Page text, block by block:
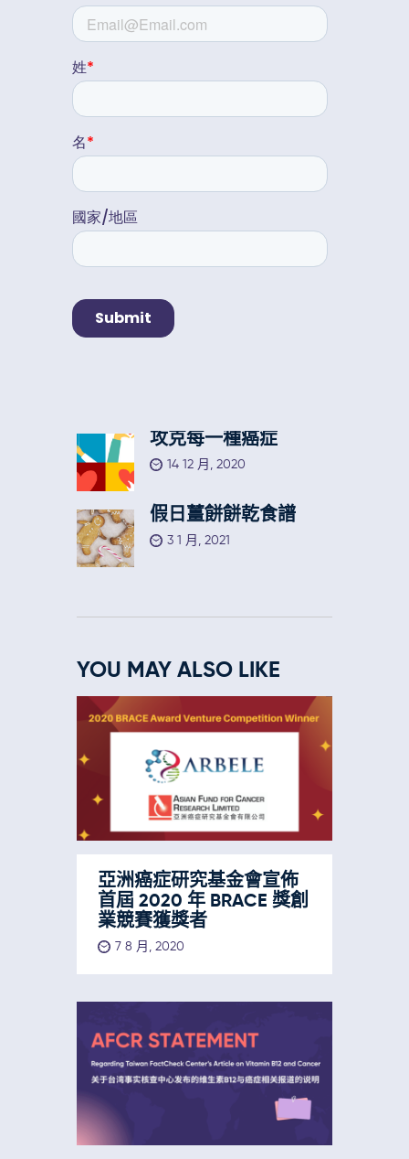
攻克每一種癌症
14 12 月, 2020
假日薑餅餅乾食譜
3 1 月, 2021
YOU MAY ALSO LIKE
亞洲癌症研究基金會宣佈
首屆 2020 年 BRACE 獎創
業競賽獲獎者
7 8 月, 2020